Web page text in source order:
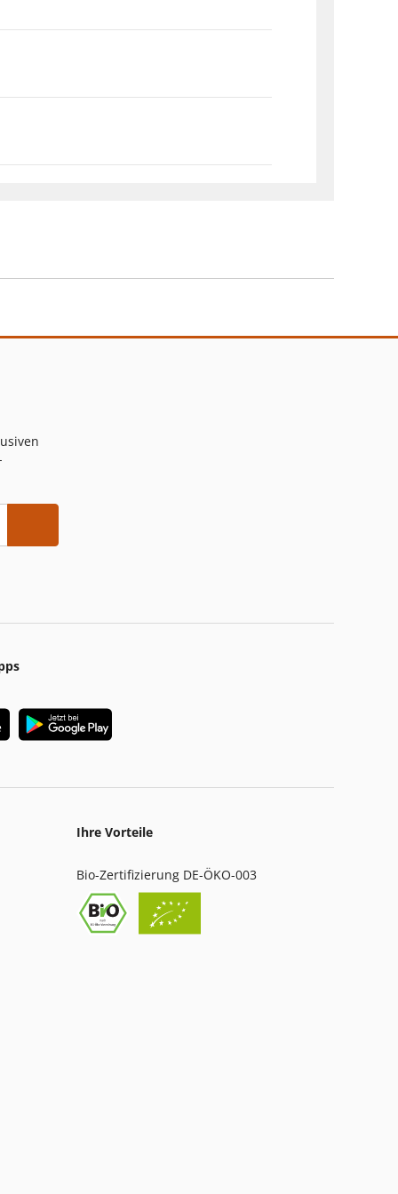
Ihre Vorteile
Bio-Zertifizierung DE-ÖKO-003